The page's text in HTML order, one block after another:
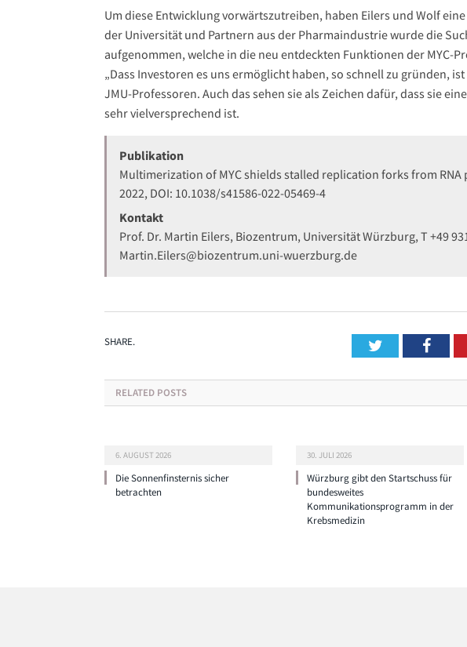
Um diese Entwicklung vorwärtszutreiben, haben Eilers und Wolf
der Universität und Partnern aus der Pharmaindustrie wurde die
aufgenommen, welche in die neu entdeckten Funktionen der MYC-
„Dass Investoren es uns ermöglicht haben, so schnell zu gründen,
JMU-Professoren. Auch das sehen sie als Zeichen dafür, dass sie
sehr vielversprechend ist.
Publikation
Multimerization of MYC shields stalled replication forks from RNA
2022, DOI: 10.1038/s41586-022-05469-4
Kontakt
Prof. Dr. Martin Eilers, Biozentrum, Universität Würzburg, T +49
Martin.Eilers@biozentrum.uni-wuerzburg.de
SHARE. Twitter
RELATED POSTS
6. AUGUST 2026
Die Sonnenfinsternis sicher
betrachten
30. JULI 2026
Würzburg gibt den Startschuss für
bundesweites
Kommunikationsprogramm in der
Krebsmedizin